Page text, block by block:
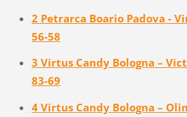
2 Petrarca Boario Padova -
56-58
3 Virtus Candy Bologna –
83-69
4 Virtus Candy Bologna –